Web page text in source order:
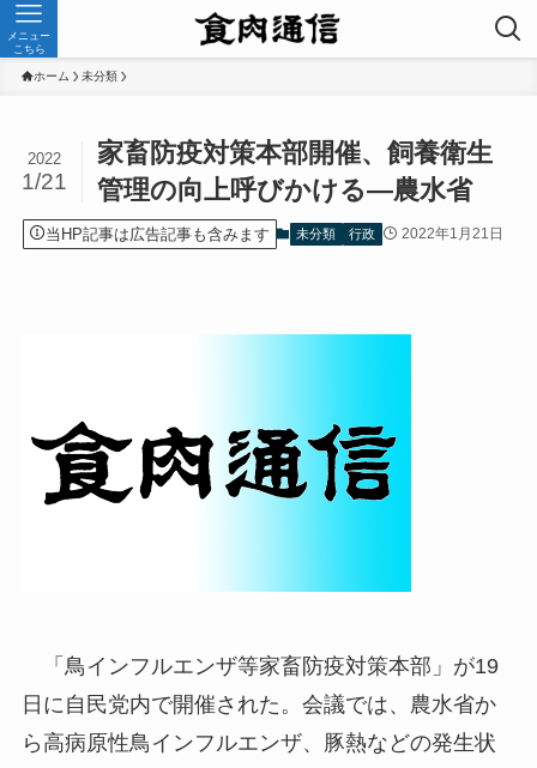
メニュー
こちら
ホーム 未分類
家畜防疫対策本部開催、飼養衛生
管理の向上呼びかける—農水省
2022
1/21
当HP記事は広告記事も含みます 未分類 行政 2022年1月21日
「鳥インフルエンザ等家畜防疫対策本部」が19
日に自民党内で開催された。会議では、農水省か
ら高病原性鳥インフルエンザ、豚熱などの発生状